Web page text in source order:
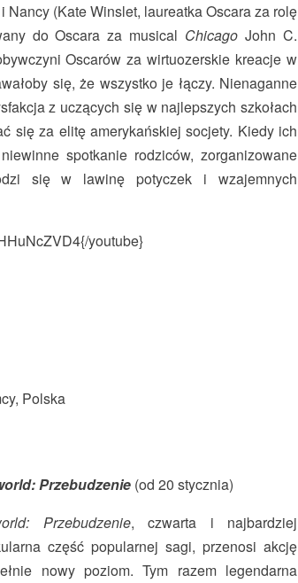
Nancy (Kate Winslet, laureatka Oscara za rolę
do Oscara za musical Chicago John C.
Oscarów za wirtuozerskie kreacje w
się, że wszystko je łączy. Nienaganne
z uczących się w najlepszych szkołach
się za elitę amerykańskiej socjety. Kiedy ich
spotkanie rodziców, zorganizowane
się w lawinę potyczek i wzajemnych
youtube}
Polska
Przebudzenie (od 20 stycznia)
Przebudzenie, czwarta i najbardziej
część popularnej sagi, przenosi akcję
nowy poziom. Tym razem legendarna